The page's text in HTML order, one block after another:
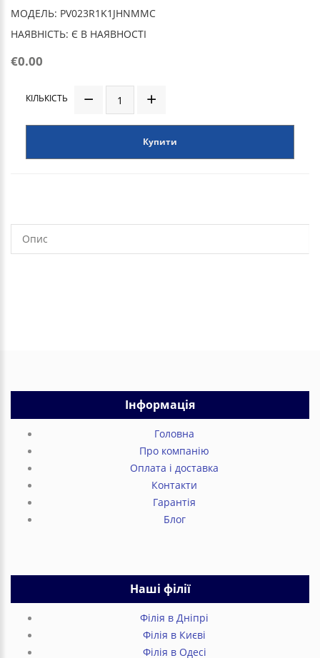
МОДЕЛЬ: PV023R1K1JHNMMC
НАЯВНІСТЬ: Є В НАЯВНОСТІ
€0.00
КІЛЬКІСТЬ
Купити
Опис
Інформація
Головна
Про компанію
Оплата і доставка
Контакти
Гарантія
Блог
Наші філії
Філія в Дніпрі
Філія в Києві
Філія в Одесі